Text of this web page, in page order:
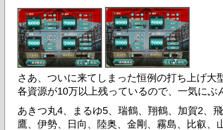
さあ、ついに来てしまった恒例の打ち上げ大
各資源が10万以上残っているので、一気にぶ
あきつ丸4、まるゆ5、瑞鶴、翔鶴、加賀2、
鷹、伊勢、日向、陸奥、金剛、霧島、比叡、